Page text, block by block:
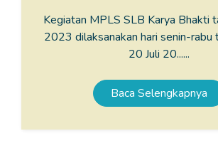
Kegiatan MPLS SLB Karya Bhakti
2023 dilaksanakan hari senin-
20 Juli 20......
Baca Selengkapnya